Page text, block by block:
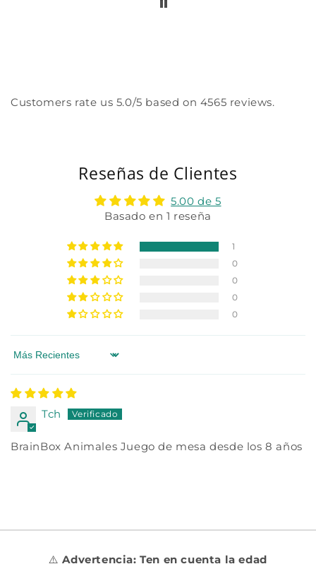
Customers rate us 5.0/5 based on 4565 reviews.
Reseñas de Clientes
5.00 de 5
Basado en 1 reseña
1
0
0
0
0
Sort by
Tch
BrainBox Animales Juego de mesa desde los 8 años
⚠️Advertencia: Ten en cuenta la edad